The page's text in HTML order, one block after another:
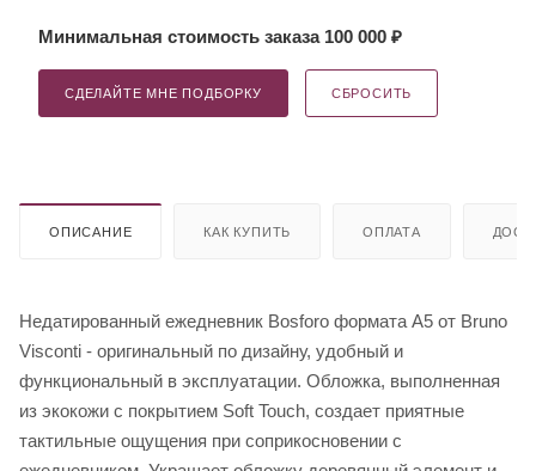
Минимальная стоимость заказа 100 000 ₽
СДЕЛАЙТЕ МНЕ ПОДБОРКУ СБРОСИТЬ
ОПИСАНИЕ КАК КУПИТЬ ОПЛАТА
Недатированный ежедневник Bosforo формата А5 от Bruno
Visconti - оригинальный по дизайну, удобный и
функциональный в эксплуатации. Обложка, выполненная
из экокожи с покрытием Soft Touch, создает приятные
тактильные ощущения при соприкосновении с